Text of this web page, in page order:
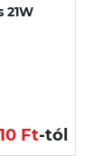
21W
Ft-tól